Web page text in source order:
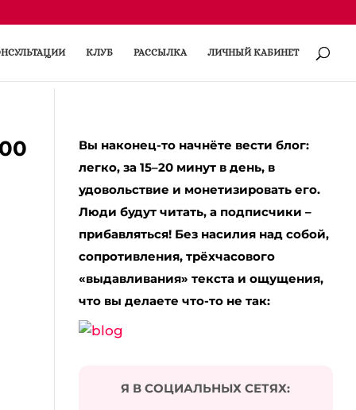
КЛУБ РАССЫЛКА ЛИЧНЫЙ КАБИНЕТ
Вы наконец-то начнёте вести блог:
легко, за 15–20 минут в день, в
удовольствие и монетизировать его.
Люди будут читать, а подписчики –
прибавляться! Без насилия над собой,
сопротивления, трёхчасового
«выдавливания» текста и ощущения,
что вы делаете что-то не так:
Я В СОЦИАЛЬНЫХ СЕТЯХ: